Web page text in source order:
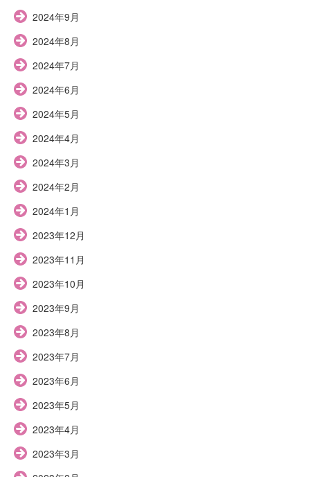
2024年9月
2024年8月
2024年7月
2024年6月
2024年5月
2024年4月
2024年3月
2024年2月
2024年1月
2023年12月
2023年11月
2023年10月
2023年9月
2023年8月
2023年7月
2023年6月
2023年5月
2023年4月
2023年3月